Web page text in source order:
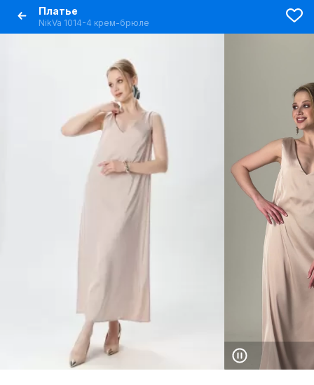
Платье
NikVa 1014-4 крем-брюле